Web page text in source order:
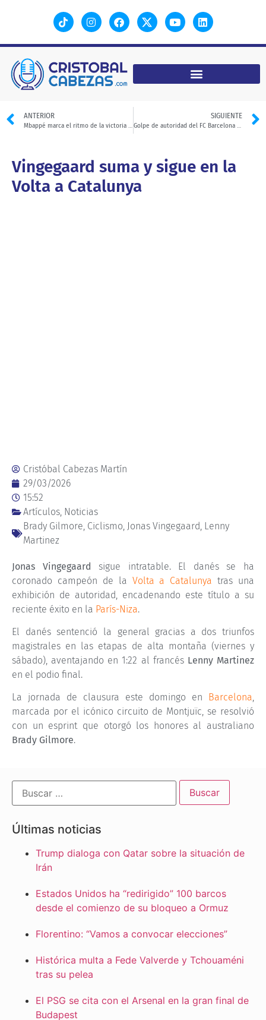
ANTERIOR
Mbappé marca el ritmo de la victoria de Francia
SIGUIENTE
Golpe de autoridad del FC Barcelona en el Clásico
Vingegaard suma y sigue en la
Volta a Catalunya
Cristóbal Cabezas Martín
29/03/2026
15:52
Artículos Noticias
Brady Gilmore Ciclismo Jonas Vingegaard Lenny
Martinez
Jonas Vingegaard sigue intratable. El danés se ha
coronado campeón de la Volta a Catalunya tras una
exhibición de autoridad, encadenando este título a su
reciente éxito en la París-Niza.
El danés sentenció la general gracias a dos triunfos
magistrales en las etapas de alta montaña (viernes y
sábado), aventajando en 1:22 al francés Lenny Martinez
en el podio final.
La jornada de clausura este domingo en Barcelona,
marcada por el icónico circuito de Montjuïc, se resolvió
con un esprint que otorgó los honores al australiano
Brady Gilmore.
Últimas noticias
Trump dialoga con Qatar sobre la situación de
Irán
Estados Unidos ha “redirigido” 100 barcos
desde el comienzo de su bloqueo a Ormuz
Florentino: “Vamos a convocar elecciones”
Histórica multa a Fede Valverde y Tchouaméni
tras su pelea
El PSG se cita con el Arsenal en la gran final de
Budapest